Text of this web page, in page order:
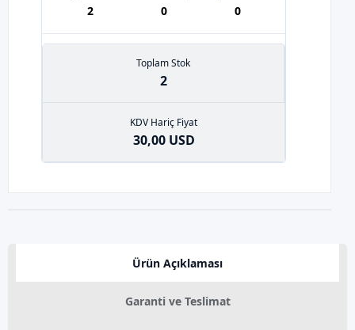
2 0 0
Toplam Stok
2
KDV Hariç Fiyat
30,00 USD
Ürün Açıklaması
Garanti ve Teslimat